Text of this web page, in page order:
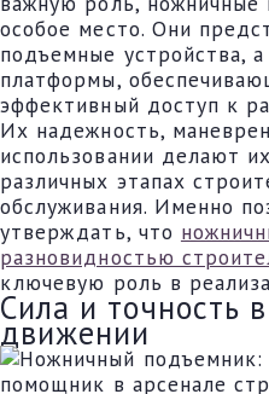
особое место. Они
подъемные устройства,
платформы,
эффективный доступ к
Их надежность,
использовании делают
различных этапах
обслуживания. Именно
утверждать, что
разновидностью
ключевую роль в
Сила и точность
движении